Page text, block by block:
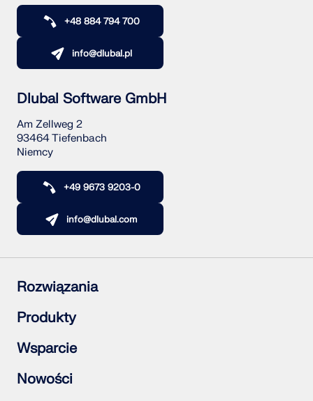
+48 884 794 700
info@dlubal.pl
Dlubal Software GmbH
Am Zellweg 2
93464 Tiefenbach
Niemcy
+49 9673 9203-0
info@dlubal.com
Rozwiązania
Konstrukcje żelbetowe
Konstrukcje stalowe
Konstrukcje drewniane
Połączenia stalowe
Produkty
RFEM 6
RSTAB 9
RSECTION 1
RWIND 3
Wsparcie
Często zadawane pytania (FAQ)
Zadaj indywidualne pytanie
Nowości